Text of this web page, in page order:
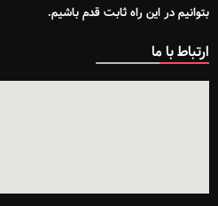
بتوانیم در این راه ثابت قدم باشیم.
ارتباط با ما